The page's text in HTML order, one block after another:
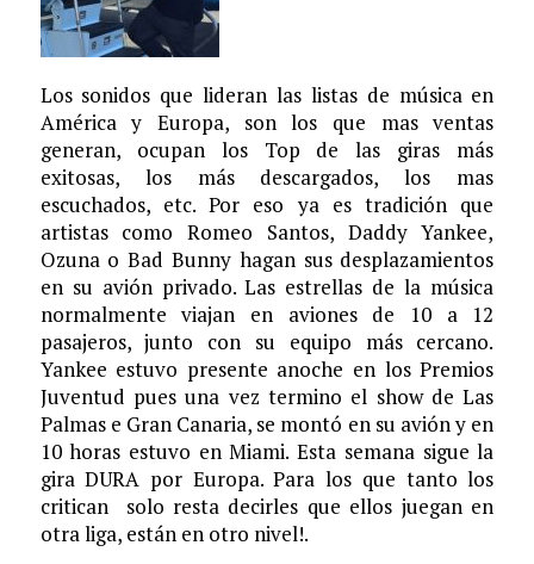
Los sonidos que lideran las listas de música en
América y Europa, son los que mas ventas
generan, ocupan los Top de las giras más
exitosas, los más descargados, los mas
escuchados, etc. Por eso ya es tradición que
artistas como Romeo Santos, Daddy Yankee,
Ozuna o Bad Bunny hagan sus desplazamientos
en su avión privado. Las estrellas de la música
normalmente viajan en aviones de 10 a 12
pasajeros, junto con su equipo más cercano.
Yankee estuvo presente anoche en los Premios
Juventud pues una vez termino el show de Las
Palmas e Gran Canaria, se montó en su avión y en
10 horas estuvo en Miami. Esta semana sigue la
gira DURA por Europa. Para los que tanto los
critican solo resta decirles que ellos juegan en
otra liga, están en otro nivel!.